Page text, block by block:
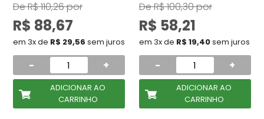
DeR$ 110,26por
R$ 88,67
em 3x de R$ 29,56 sem juros
- +
ADICIONAR AO
CARRINHO
DeR$ 100,30por
R$ 58,21
em 3x de R$ 19,40sem juros
- +
ADICIONAR AO
CARRINHO